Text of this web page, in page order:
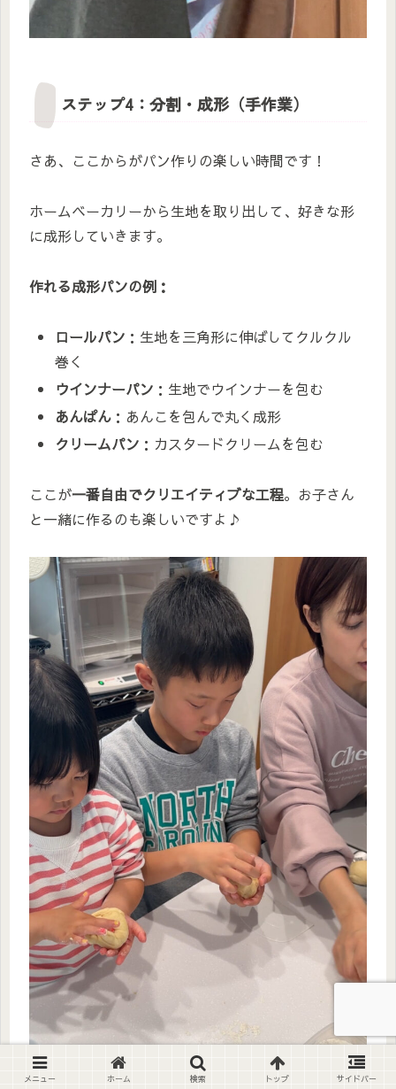
ステップ4：分割・成形（手作業）
さあ、ここからがパン作りの楽しい時間です！
ホームベーカリーから生地を取り出して、好きな形
に成形していきます。
作れる成形パンの例：
ロールパン ：生地を三角形に伸ばしてクルクル
巻く
ウインナーパン ：生地でウインナーを包む
あんぱん ：あんこを包んで丸く成形
クリームパン ：カスタードクリームを包む
ここが一番自由でクリエイティブな工程。お子さん
と一緒に作るのも楽しいですよ♪
メニュー ホーム 検索 トップ サイドバー